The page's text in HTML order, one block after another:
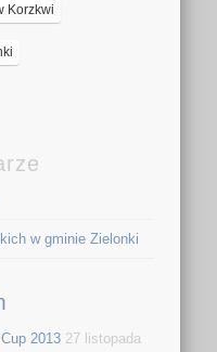
Korzkwi
w gminie Zielonki
2013 27 listopada